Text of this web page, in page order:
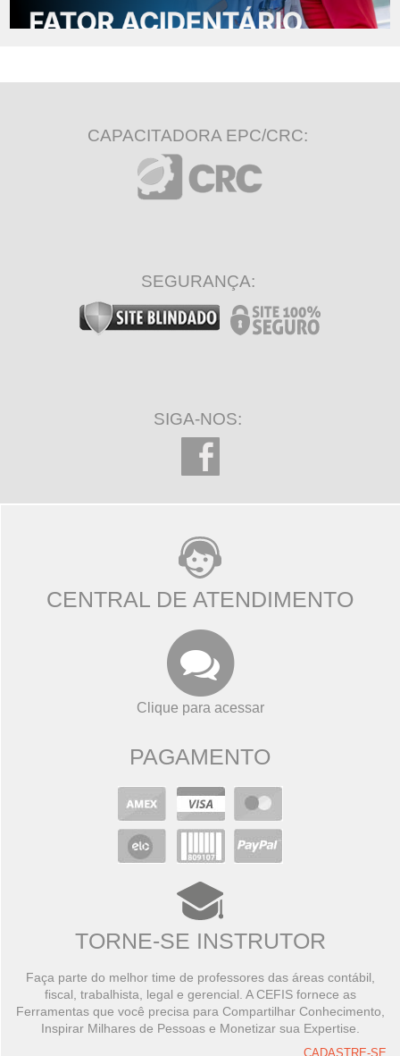
CAPACITADORA EPC/CRC:
SEGURANÇA:
SIGA-NOS:
CENTRAL DE ATENDIMENTO
Clique para acessar
PAGAMENTO
TORNE-SE INSTRUTOR
Faça parte do melhor time de professores das áreas contábil,
fiscal, trabalhista, legal e gerencial. A CEFIS fornece as
Ferramentas que você precisa para Compartilhar Conhecimento,
Inspirar Milhares de Pessoas e Monetizar sua Expertise.
CADASTRE-SE